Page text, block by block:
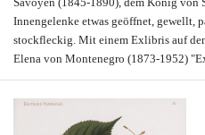
Innengelenke etwas geöffnet, gewellt,
stockfleckig. Mit einem Exlibris auf
Elena von Montenegro (1873-1952)